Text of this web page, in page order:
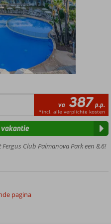
va 387 p.p.
*incl. alle verplichte kosten
Fergus Club Palmanova Park een 8,6!
pagina